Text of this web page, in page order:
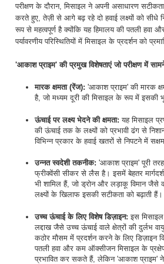
परीक्षण के दौरान, मिसाइल ने अपनी असाधारण
करते हुए, तेज़ी से आगे बढ़ रहे दो हवाई लक्ष्यों को सीधे
रूप से महत्वपूर्ण है क्योंकि यह हिमालय की पतली हवा
पर्यावरणीय परिस्थितियों में मिसाइल के प्रदर्शन को
'आकाश प्राइम' की प्रमुख विशेषताएं जो परीक्षण में
मारक क्षमता (रेंज): 'आकाश प्राइम' की मारक
है, जो मध्यम दूरी की मिसाइल के रूप में इसकी
ऊंचाई पर लक्ष्य भेदने की क्षमता: यह मिसाइल
की ऊंचाई तक के लक्ष्यों को प्रभावी ढंग से
विभिन्न प्रकार के हवाई खतरों से निपटने में
उन्नत स्वदेशी तकनीक: 'आकाश प्राइम' पूरी
फ्रीक्वेंसी सीकर से लैस है। इसमें बेहतर
भी शामिल हैं, जो ड्रोन और लड़ाकू विमान जैसे
लक्ष्यों के खिलाफ इसकी सटीकता को बढ़ाती हैं।
उच्च ऊंचाई के लिए विशेष डिज़ाइन: इस
लद्दाख जैसे उच्च ऊंचाई वाले क्षेत्रों की दुर्लभ
कठोर मौसम में प्रदर्शन करने के लिए डिज़ाइन
पतली हवा और कम ऑक्सीजन मिसाइल के
प्रभावित कर सकते हैं, लेकिन 'आकाश प्राइम' ने